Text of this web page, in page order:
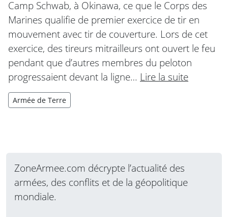
Camp Schwab, à Okinawa, ce que le Corps des
Marines qualifie de premier exercice de tir en
mouvement avec tir de couverture. Lors de cet
exercice, des tireurs mitrailleurs ont ouvert le feu
pendant que d’autres membres du peloton
progressaient devant la ligne… Lire la suite
Armée de Terre
ZoneArmee.com décrypte l’actualité des
armées, des conflits et de la géopolitique
mondiale.